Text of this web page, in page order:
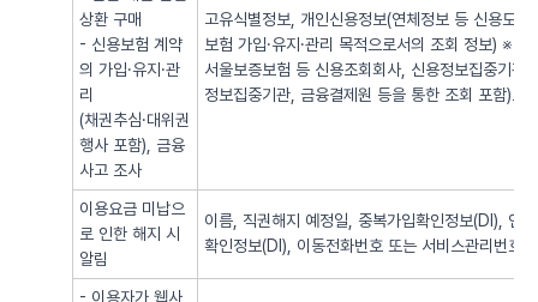
상환 구매
- 신용보험 계약
의 가입·유지·관
리
(채권추심·대위권
행사 포함), 금융
사고 조사
고유식별정보, 개인신용정보(연체정보 등 신용도
보험 가입·유지·관리 목적으로서의 조회 정보) ※
서울보증보험 등 신용조회회사, 신용정보집중기관
정보집중기관, 금융결제원 등을 통한 조회 포함)로
이용요금 미납으
로 인한 해지 시
알림
이름, 직권해지 예정일, 중복가입확인정보(DI), 연
확인정보(DI), 이동전화번호 또는 서비스관리번호
- 이용자가 웹사